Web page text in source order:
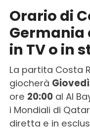
Orario di
Germania
in TV o in
La partita Costa
giocherà
ore 20:00al Al
i Mondiali di
diretta e in